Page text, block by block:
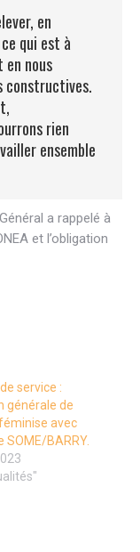
en
qui est à
nous
constructives.
rien
ensemble
a rappelé à
et l’obligation
service :
générale de
féminise avec
SOME/BARRY.